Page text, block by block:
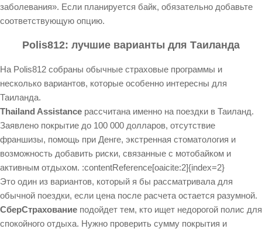
заболевания». Если планируется байк, обязательно добавьте
соответствующую опцию.
Polis812: лучшие варианты для Таиланда
На Polis812 собраны обычные страховые программы и
несколько вариантов, которые особенно интересны для
Таиланда.
Thailand Assistance рассчитана именно на поездки в Таиланд.
Заявлено покрытие до 100 000 долларов, отсутствие
франшизы, помощь при Денге, экстренная стоматология и
возможность добавить риски, связанные с мотобайком и
активным отдыхом. :contentReference[oaicite:2]{index=2}
Это один из вариантов, который я бы рассматривала для
обычной поездки, если цена после расчета остается разумной.
СберСтрахование подойдет тем, кто ищет недорогой полис для
спокойного отдыха. Нужно проверить сумму покрытия и